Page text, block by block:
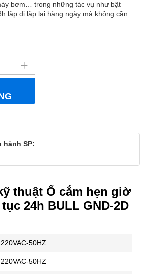
bơm… trong những tác vụ như bật
lặp đi lặp lại hàng ngày mà không cần
hành SP:
thuật Ổ cắm hẹn giờ
24h BULL GND-2D
220VAC-50HZ
220VAC-50HZ